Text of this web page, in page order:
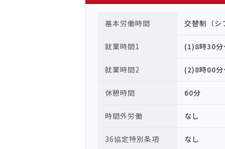
基本労働時間 交替制（シ
就業時間1 (1)8時30
就業時間2 (2)8時00
休憩時間 60分
時間外労働 なし
36協定特別条項 なし